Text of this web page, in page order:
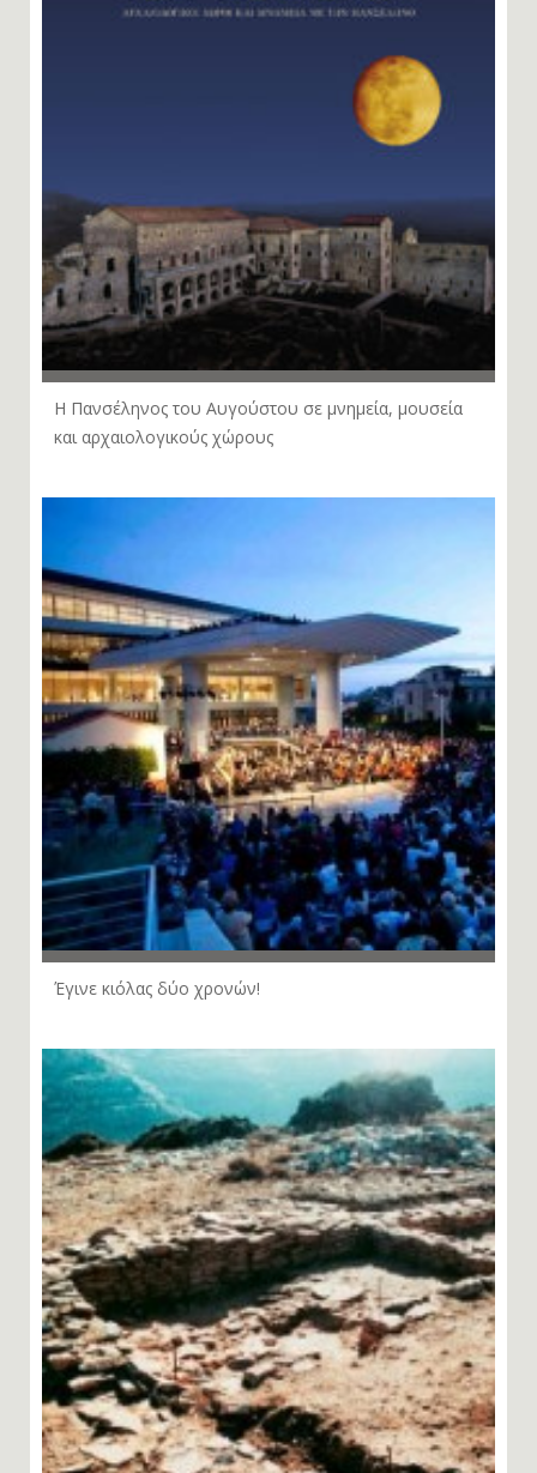
Η Πανσέληνος του Αυγούστου σε μνημεία, μουσεία
και αρχαιολογικούς χώρους
Έγινε κιόλας δύο χρονών!